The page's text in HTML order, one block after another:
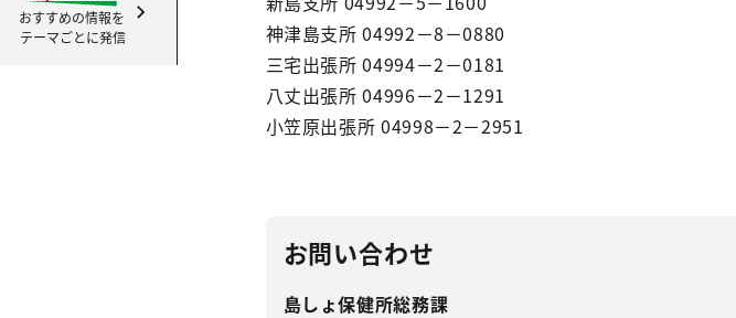
おすすめの情報を
テーマごとに発信
神津島支所 04992－8－0880
三宅出張所 04994－2－0181
八丈出張所 04996－2－1291
小笠原出張所 04998－2－2951
お問い合わせ
島しょ保健所総務課